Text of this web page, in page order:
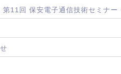
11回 保安電子通信技術セミナー